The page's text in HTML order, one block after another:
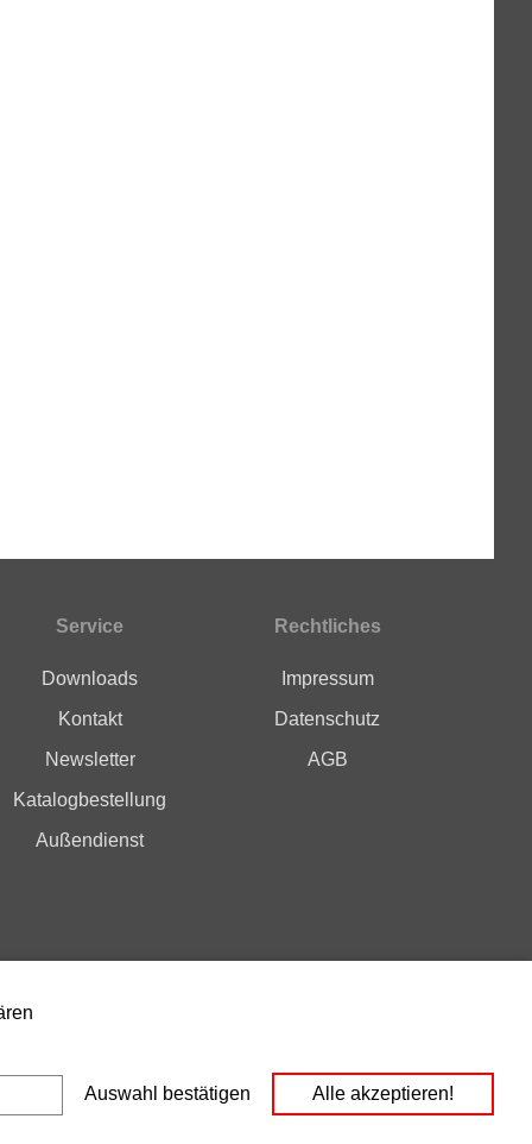
Auswahl bestätigen Alle akzeptieren!
Service
Downloads
Kontakt
Newsletter
Katalogbestellung
Außendienst
Rechtliches
Impressum
Datenschutz
AGB